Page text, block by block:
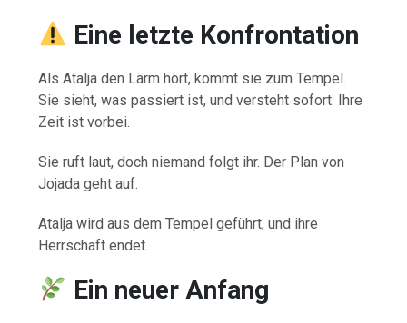
Eine letzte Konfrontation
Als Atalja den Lärm hört, kommt sie zum Tempel.
Sie sieht, was passiert ist, und versteht sofort: Ihre
Zeit ist vorbei.
Sie ruft laut, doch niemand folgt ihr. Der Plan von
Jojada geht auf.
Atalja wird aus dem Tempel geführt, und ihre
Herrschaft endet.
Ein neuer Anfang